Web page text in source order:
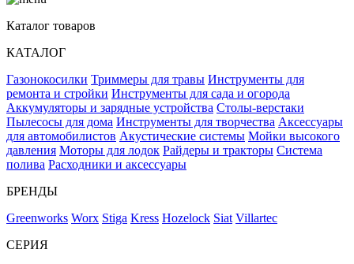
Каталог товаров
КАТАЛОГ
Газонокосилки Триммеры для травы Инструменты для
ремонта и стройки Инструменты для сада и огорода
Аккумуляторы и зарядные устройства Столы-верстаки
Пылесосы для дома Инструменты для творчества Аксессуары
для автомобилистов Акустические системы Мойки высокого
давления Моторы для лодок Райдеры и тракторы Система
полива Расходники и аксессуары
БРЕНДЫ
Greenworks Worx Stiga Kress Hozelock Siat Villartec
СЕРИЯ